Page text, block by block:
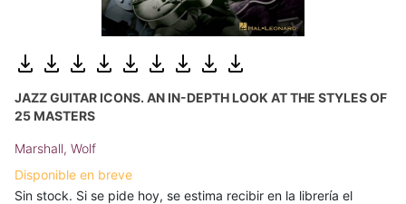
JAZZ GUITAR ICONS. AN IN-DEPTH LOOK AT THE STYLES OF
25 MASTERS
Marshall, Wolf
Disponible en breve
Sin stock. Si se pide hoy, se estima recibir en la librería el